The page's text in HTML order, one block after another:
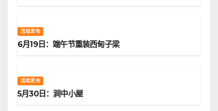
活动发布
6月19日：端午节重装西甸子梁
活动发布
5月30日：涧中小屋